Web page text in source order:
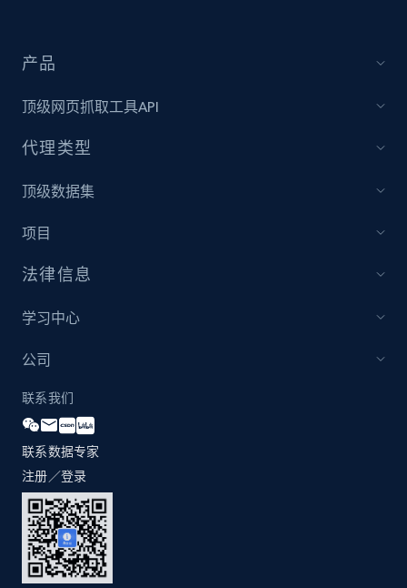
产品
顶级网页抓取工具API
代理类型
顶级数据集
项目
法律信息
学习中心
公司
联系我们
联系数据专家
注册／登录